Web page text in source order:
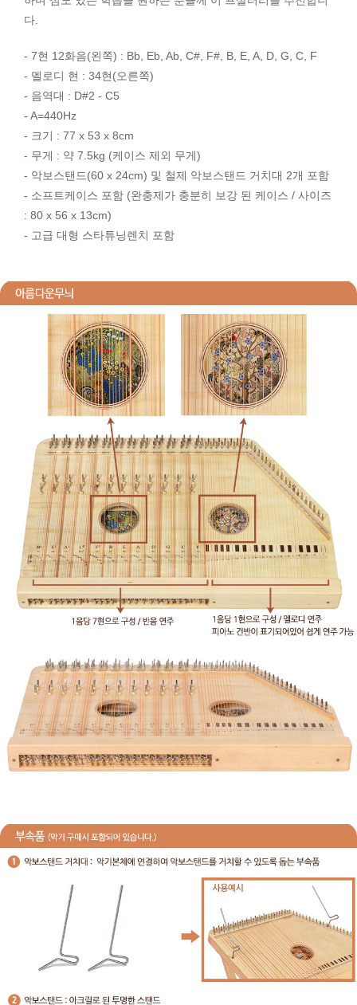
다.
- 7현 12화음(왼쪽) : Bb, Eb, Ab, C#, F#, B, E, A, D, G, C, F
- 멜로디 현 : 34현(오른쪽)
- 음역대 : D#2 - C5
- A=440Hz
- 크기 : 77 x 53 x 8cm
- 무게 : 약 7.5kg (케이스 제외 무게)
- 악보스탠드(60 x 24cm) 및 철제 악보스탠드 거치대 2개 포함
- 소프트케이스 포함 (완충제가 충분히 보강 된 케이스 / 사이즈
: 80 x 56 x 13cm)
- 고급 대형 스타튜닝렌치 포함